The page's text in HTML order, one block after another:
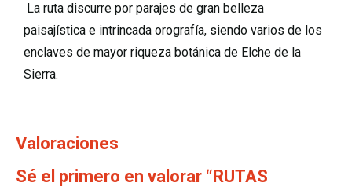
La ruta discurre por parajes de gran belleza
paisajística e intrincada orografía, siendo varios de los
enclaves de mayor riqueza botánica de Elche de la
Sierra.
Valoraciones
Sé el primero en valorar “RUTAS